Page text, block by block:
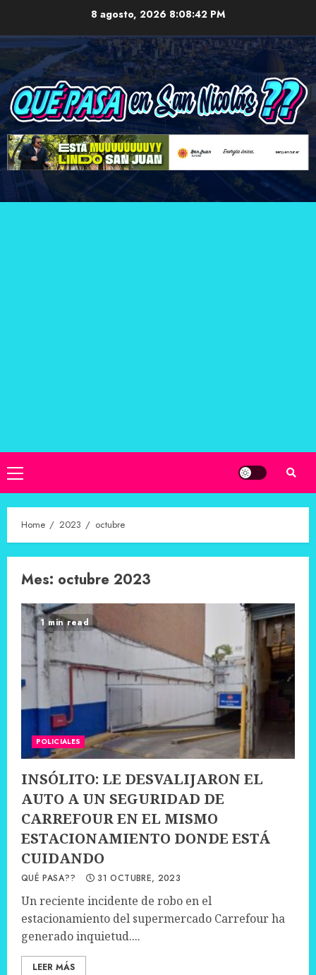
content
8 agosto, 2026 8:08:44 PM
Primary
Menu
Home 2023 octubre
Mes: octubre 2023
1 min read
POLICIALES
INSÓLITO: LE DESVALIJARON EL
AUTO A UN SEGURIDAD DE
CARREFOUR EN EL MISMO
ESTACIONAMIENTO DONDE ESTÁ
CUIDANDO
QUÉ PASA?? 31 OCTUBRE, 2023
Un reciente incidente de robo en el
estacionamiento del supermercado Carrefour ha
generado inquietud....
LEER MÁS